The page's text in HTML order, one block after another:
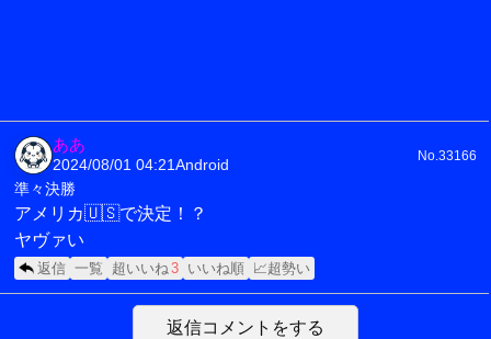
ああ
2024/08/01 04:21Android
No.33166
準々決勝
アメリカ🇺🇸で決定！？
ヤヴァい
返信 一覧 超いいね3 いいね順 📈超勢い
返信コメントをする